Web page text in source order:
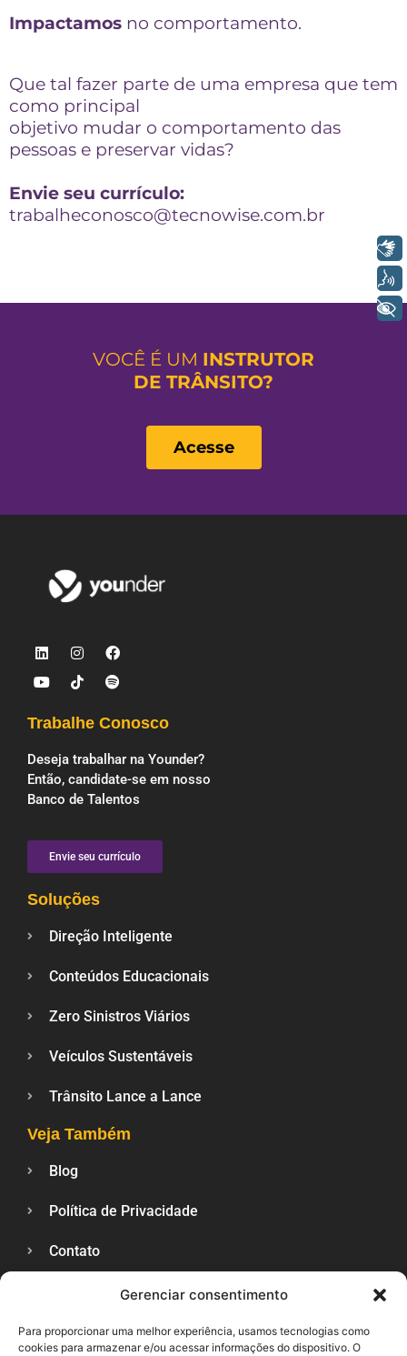
Gerenciar consentimento
Para proporcionar uma melhor experiência, usamos tecnologias como
cookies para armazenar e/ou acessar informações do dispositivo. O
Impactamos no comportamento.
Que tal fazer parte de uma empresa que tem
como principal
objetivo mudar o comportamento das
pessoas e preservar vidas?
Envie seu currículo:
trabalheconosco@tecnowise.com.br
VOCÊ É UM INSTRUTOR
DE TRÂNSITO?
Acesse
Trabalhe Conosco
Deseja trabalhar na Younder?
Então, candidate-se em nosso
Banco de Talentos
Envie seu currículo
Soluções
Direção Inteligente
Conteúdos Educacionais
Zero Sinistros Viários
Veículos Sustentáveis
Trânsito Lance a Lance
Veja Também
Blog
Política de Privacidade
Contato
SUPORTE
+ Acessibilidade